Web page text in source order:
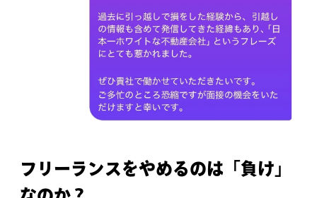
フリーランスをやめるのは「負け」